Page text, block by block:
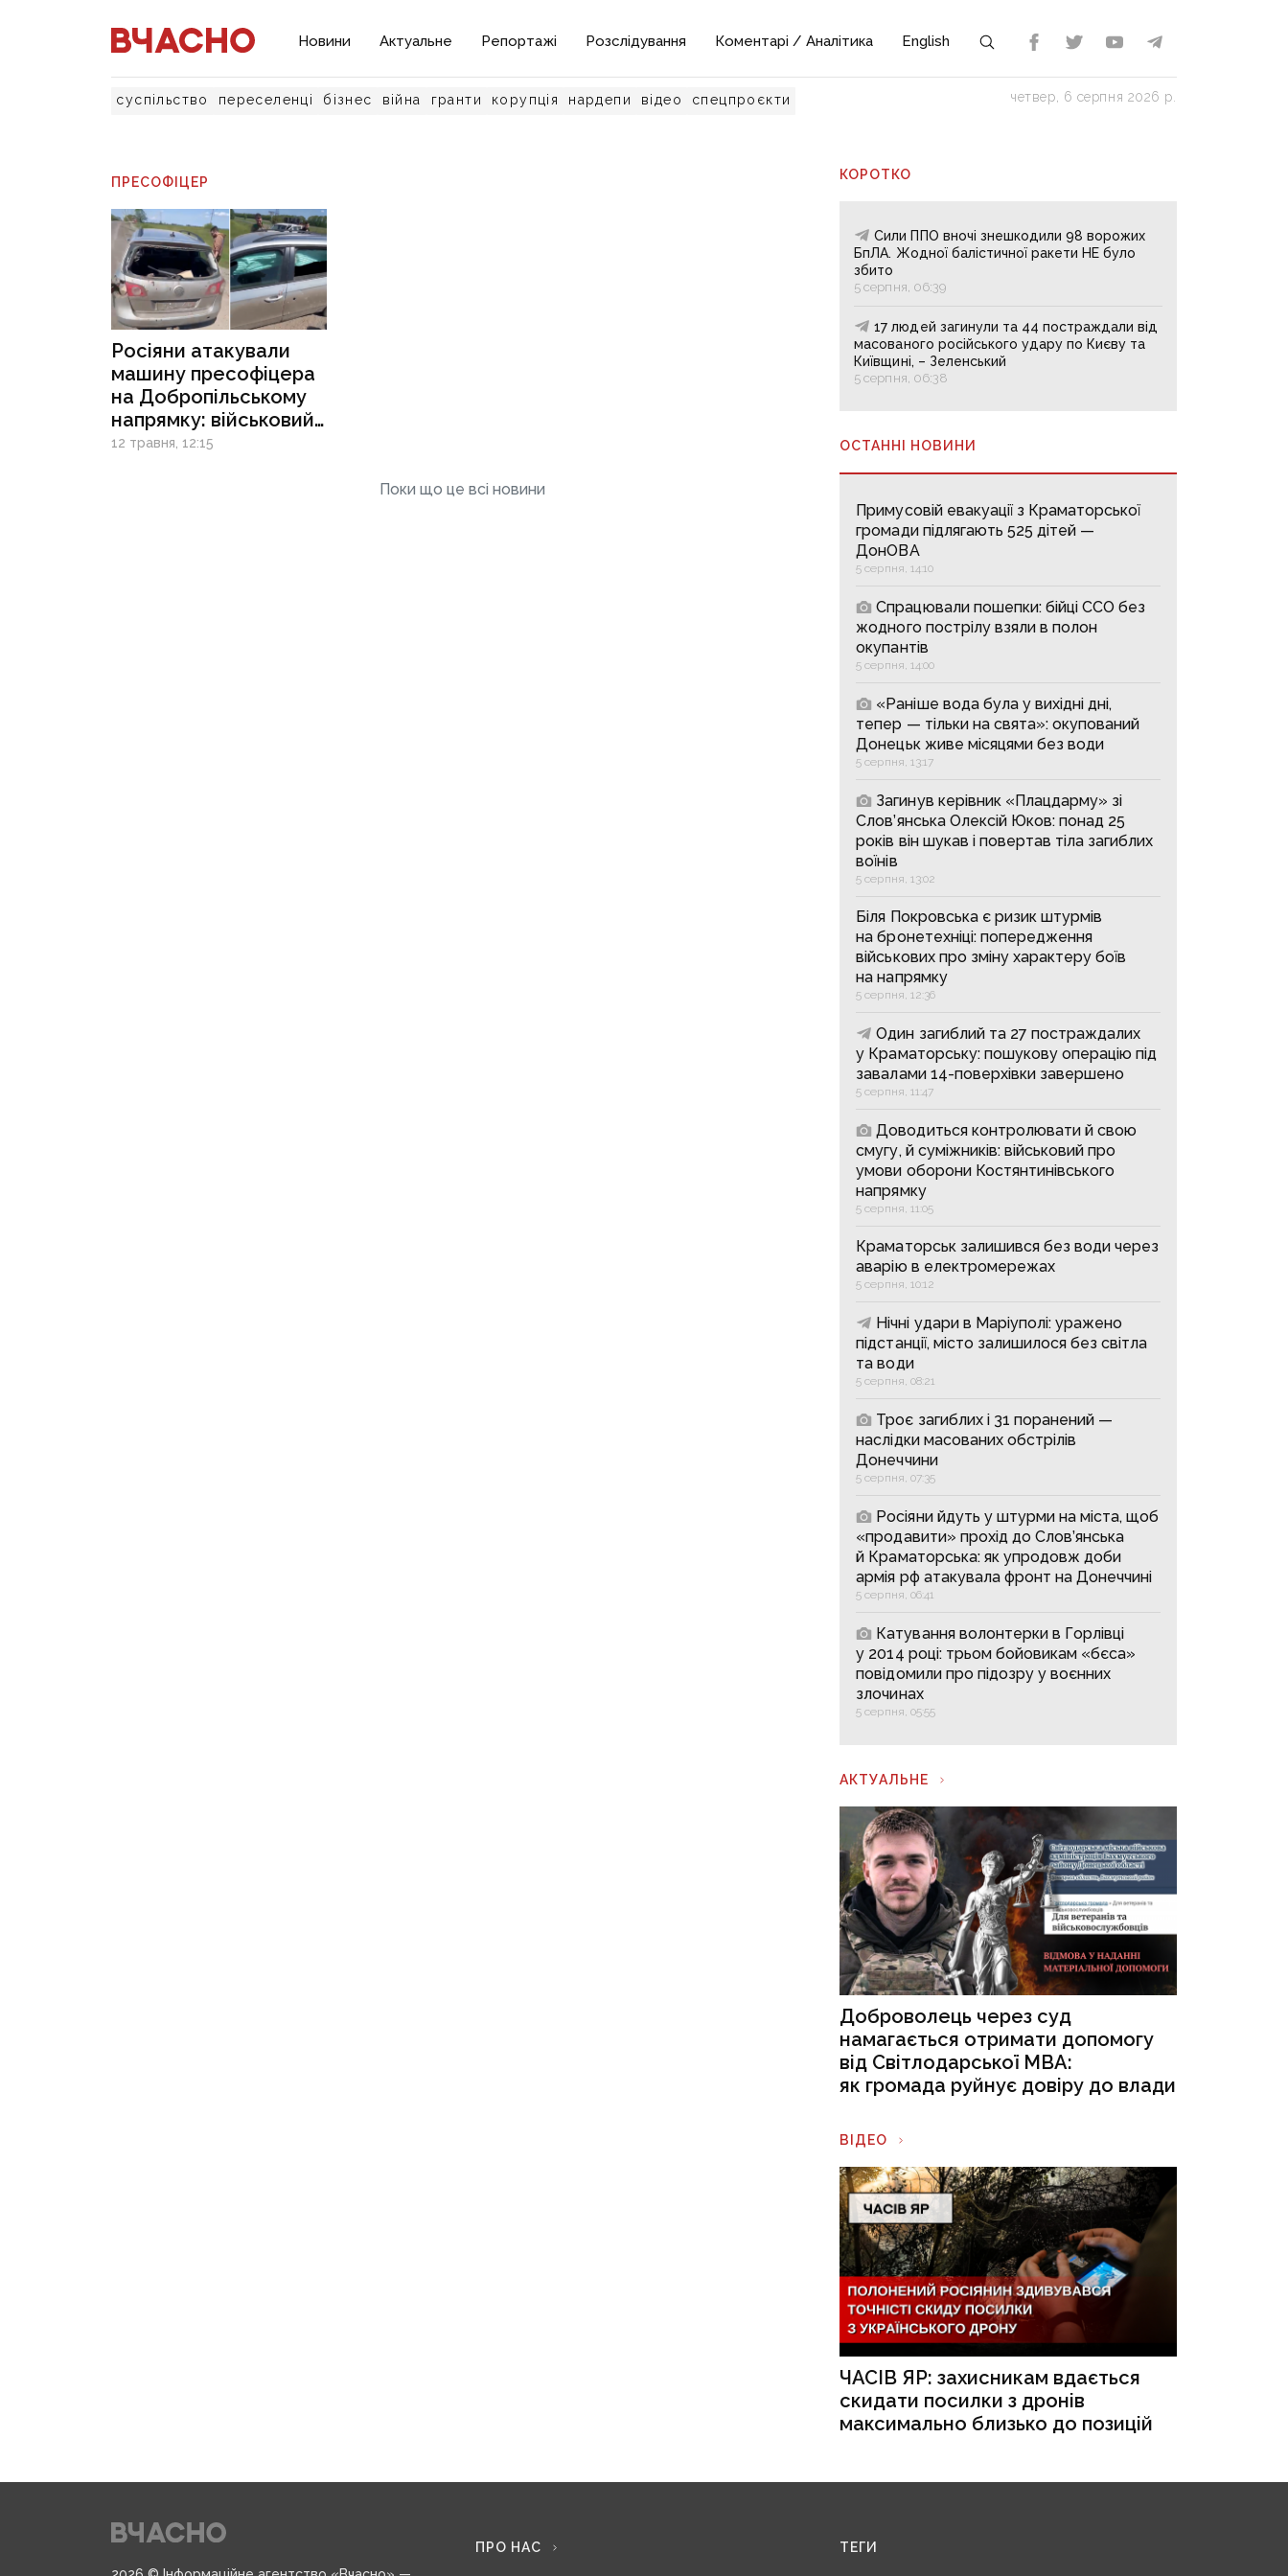
Новини Актуальне Репортажі Розслідування Коментарі / Аналітика English
суспільство переселенці бізнес війна гранти корупція нардепи відео спецпроєкти четвер, 6 серпня 2026 р.
ПРЕСОФІЦЕР
Росіяни атакували
машину пресофіцера
на Добропільському
напрямку: військовий
у лікарні
12 травня, 12:15
Поки що це всі новини
КОРОТКО
Сили ППО вночі знешкодили 98 ворожих
БпЛА. Жодної балістичної ракети НЕ було
збито
5 серпня, 06:39
17 людей загинули та 44 постраждали від
масованого російського удару по Києву та
Київщині, – Зеленський
5 серпня, 06:38
ОСТАННІ НОВИНИ
Примусовій евакуації з Краматорської
громади підлягають 525 дітей —
ДонОВА
5 серпня, 14:10
Спрацювали пошепки: бійці ССО без
жодного пострілу взяли в полон
окупантів
5 серпня, 14:00
«Раніше вода була у вихідні дні,
тепер — тільки на свята»: окупований
Донецьк живе місяцями без води
5 серпня, 13:17
Загинув керівник «Плацдарму» зі
Слов’янська Олексій Юков: понад 25
років він шукав і повертав тіла загиблих
воїнів
5 серпня, 13:02
Біля Покровська є ризик штурмів
на бронетехніці: попередження
військових про зміну характеру боїв
на напрямку
5 серпня, 12:36
Один загиблий та 27 постраждалих
у Краматорську: пошукову операцію під
завалами 14-поверхівки завершено
5 серпня, 11:47
Доводиться контролювати й свою
смугу, й суміжників: військовий про
умови оборони Костянтинівського
напрямку
5 серпня, 11:05
Краматорськ залишився без води через
аварію в електромережах
5 серпня, 10:12
Нічні удари в Маріуполі: уражено
підстанції, місто залишилося без світла
та води
5 серпня, 08:21
Троє загиблих і 31 поранений —
наслідки масованих обстрілів
Донеччини
5 серпня, 07:35
Росіяни йдуть у штурми на міста, щоб
«продавити» прохід до Слов’янська
й Краматорська: як упродовж доби
армія рф атакувала фронт на Донеччині
5 серпня, 06:41
Катування волонтерки в Горлівці
у 2014 році: трьом бойовикам «бєса»
повідомили про підозру у воєнних
злочинах
5 серпня, 05:55
АКТУАЛЬНЕ
Доброволець через суд
намагається отримати допомогу
від Світлодарської МВА:
як громада руйнує довіру до влади
ВІДЕО
ЧАСІВ ЯР: захисникам вдається
скидати посилки з дронів
максимально близько до позицій
ПРО НАС ТЕГИ